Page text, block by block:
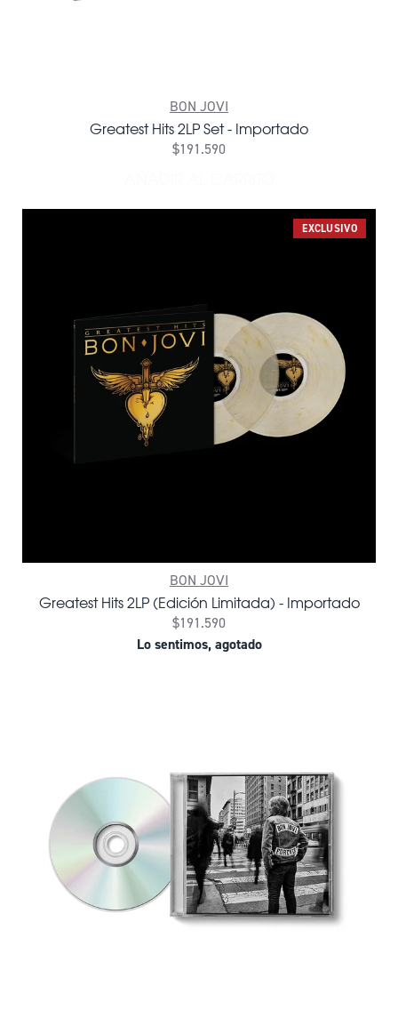
BON JOVI
Greatest Hits 2LP Set - Importado
$191.590
EXCLUSIVO
BON JOVI
Greatest Hits 2LP (Edición Limitada) - Importado
$191.590
Lo sentimos, agotado